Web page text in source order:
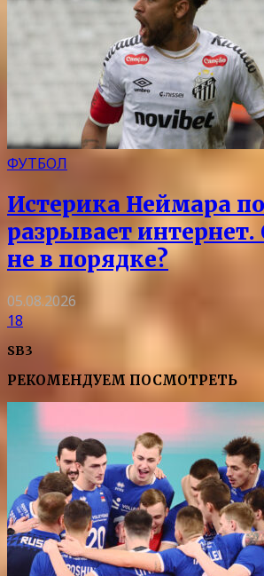
ФУТБОЛ
Истерика Неймара
разрывает интернет.
не в порядке?
05.08.2026
18
SB3
РЕКОМЕНДУЕМ ПОСМОТРЕТЬ